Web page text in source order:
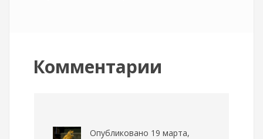
Комментарии
Опубликовано 19 марта,